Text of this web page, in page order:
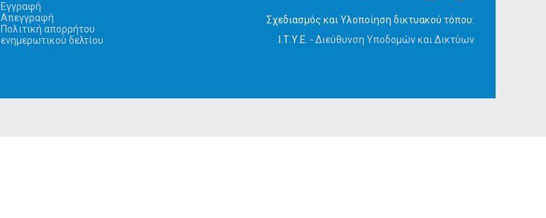
Εγγραφή
Απεγγραφή
Πολιτική απορρήτου
ενημερωτικού δελτίου
Σχεδιασμός και Υλοποίηση δικτυακού τόπου:
Ι.Τ.Υ.Ε. - Διεύθυνση Υποδομών και Δικτύων